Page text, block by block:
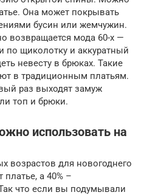
Она может покрывать
бусин или жемчужин.
возвращается мода 60-х —
щиколотку и аккуратный
невесту в брюках. Такие
в традиционным платьям.
раз выходят замуж
топ и брюки.
использовать на
возрастов для новогоднего
платье, а 40% –
что если вы подумывали